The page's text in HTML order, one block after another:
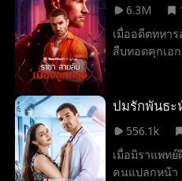
เริ่มหายตัวไป
กับความลับสุ
ให้ได้ว่าหัวใจ
6.3M
เมื่ออดีตทหา
สืบทอดคุกเอ
กลายเป็นผู้น
นักโทษ แต่เป็
ต้องหาทางแ
ต้องปกป้องผู้
ปมรักพันธะ
556.1k
เมื่อมิราแพท
คนแปลกหน้า